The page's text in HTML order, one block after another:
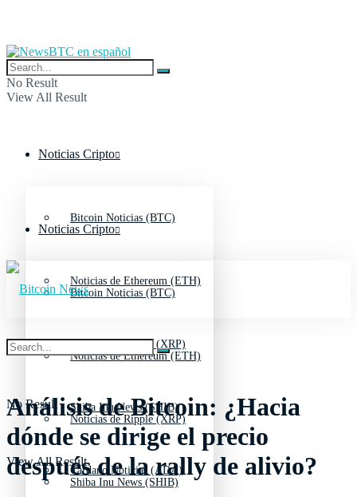
No Result
View All Result
Noticias Cripto
Bitcoin Noticias (BTC)
Noticias de Ethereum (ETH)
Noticias de Ripple (XRP)
Shiba Inu News (SHIB)
Cardano Noticias (ADA)
Noticias Cripto
Bitcoin Noticias (BTC)
Noticias de Ethereum (ETH)
Noticias de Ripple (XRP)
Shiba Inu News (SHIB)
No Result
View All Result
Análisis de Bitcoin: ¿Hacia
dónde se dirige el precio
después de la rally de alivio?